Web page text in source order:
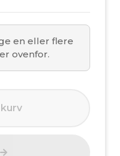
en eller flere
ovenfor.